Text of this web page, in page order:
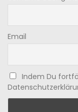
Email
Indem Du